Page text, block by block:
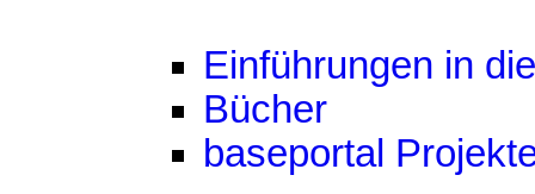
Einführungen in
Bücher
baseportal